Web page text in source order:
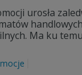
urosła
Ma ku